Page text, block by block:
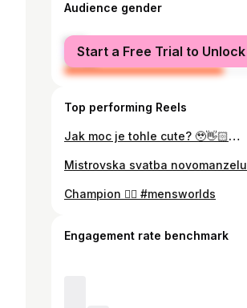
Audience gender
male
female
Start a Free Trial to Unlock
Top performing Reels
Jak moc je tohle cute? 🥹👋🏻🫶🏻 #hcsparta #nezastavíš #SHOWTIME
Champion ❤️‍🔥 #mensworlds
Engagement rate benchmark